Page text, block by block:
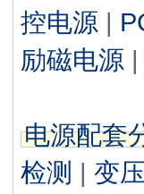
控电源 |
励磁电源 |
电源配套
检测 | 变